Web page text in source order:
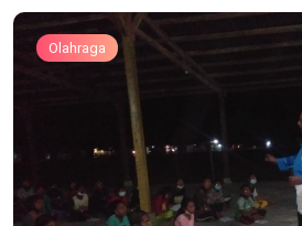
Olahraga